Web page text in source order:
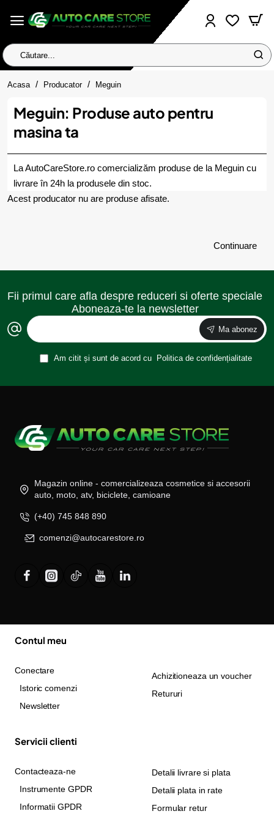
Căutare...
Acasa homeProducator Meguin
Meguin: Produse auto pentru
masina ta
La AutoCareStore.ro comercializăm produse de la Meguin cu
livrare în 24h la produsele din stoc.
Acest producator nu are produse afisate.
Continuare
Fii primul care afla despre reduceri si oferte speciale
Aboneaza-te la newsletter
Ma abonez
Am citit și sunt de acord cu Politica de confidențialitate
Magazin online - comercializeaza cosmetice si accesorii
auto, moto, atv, biciclete, camioane
(+40) 745 848 890
comenzi@autocarestore.ro
Contul meu
Conectare
Istoric comenzi
Newsletter
Achizitioneaza un voucher
Retururi
Servicii clienti
Contacteaza-ne
Instrumente GPDR
Informatii GPDR
Detalii livrare si plata
Detalii plata in rate
Formular retur